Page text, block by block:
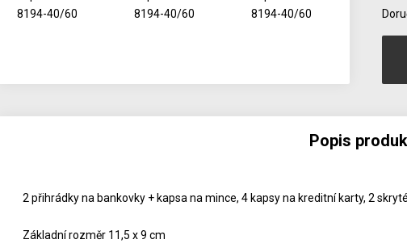
Popis
2 přihrádky na bankovky + kapsa na mince, 4 kapsy na kreditní karty, 2
Základní rozměr 11,5 x 9 cm